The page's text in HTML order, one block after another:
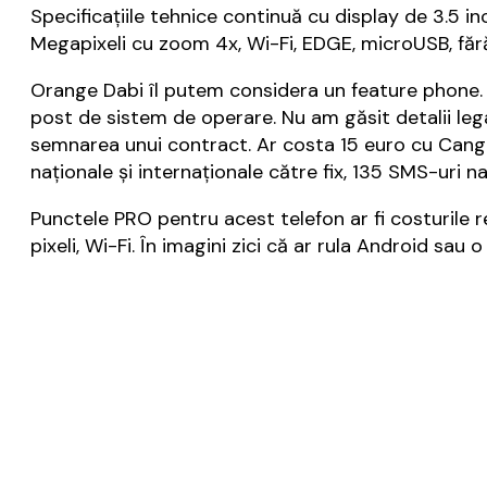
Specificațiile tehnice continuă cu display de 3.5
Megapixeli cu zoom 4x, Wi-Fi, EDGE, microUSB,
Orange Dabi îl putem considera un feature
post de sistem de operare. Nu am găsit detalii
semnarea unui contract. Ar costa 15 euro cu
naționale și internaționale către fix, 135 SMS-uri
Punctele PRO pentru acest telefon ar fi costurile
pixeli, Wi-Fi. În imagini zici că ar rula Android sau